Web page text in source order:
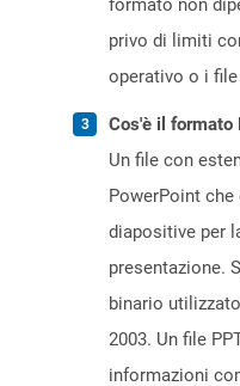
formato non
privo di limiti
operativo o i
Cos'è il formato
Un file con
PowerPoint
diapositive per
presentazione.
binario
2003. Un file
informazioni